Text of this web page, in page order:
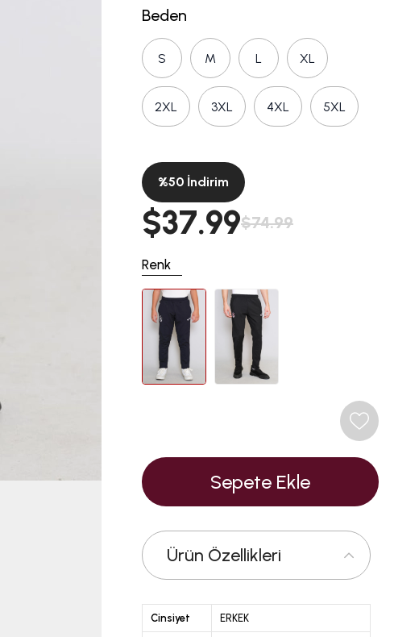
Beden
S M L XL
2XL 3XL 4XL 5XL
%50 İndirim
$74.99
$37.99
Renk
Ürün Özellikleri
Cinsiyet ERKEK